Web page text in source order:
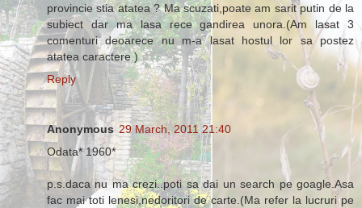
provincie stia atatea ? Ma scuzati,poate am sarit putin de la
subiect dar ma lasa rece gandirea unora.(Am lasat 3
comenturi deoarece nu m-a lasat hostul lor sa postez
atatea caractere.)
Reply
Anonymous 29 March, 2011 21:40
Odata* 1960*
p.s.daca nu ma crezi..poti sa dai un search pe goagle.Asa
fac mai toti lenesi,nedoritori de carte.(Ma refer la lucruri pe